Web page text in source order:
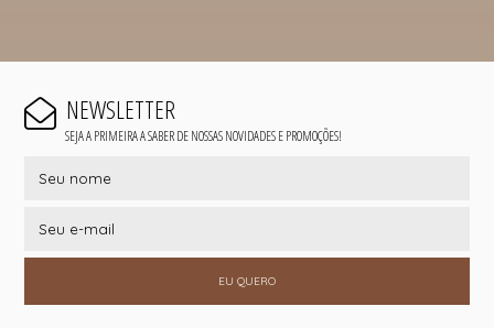
NEWSLETTER
SEJA A PRIMEIRA A SABER DE NOSSAS NOVIDADES E PROMOÇÕES!
EU QUERO